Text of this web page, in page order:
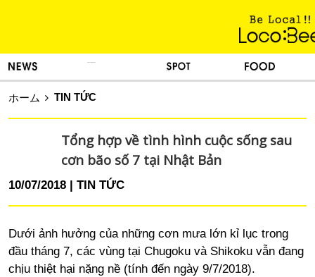
ホーム TIN TỨC
Tổng hợp về tình hình cuộc sống sau
cơn bão số 7 tại Nhật Bản
10/07/2018 TIN TỨC
Dưới ảnh hưởng của những cơn mưa lớn kỉ lục trong
đầu tháng 7, các vùng tại Chugoku và Shikoku vẫn đang
chịu thiệt hại nặng nề (tính đến ngày 9/7/2018).